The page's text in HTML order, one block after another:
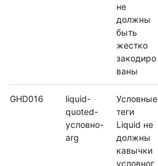
не
должны
быть
жестко
закодиро
ваны
GHD016
liquid-
quoted-
условно-
arg
Условные
теги
Liquid не
должны
кавычки
условног